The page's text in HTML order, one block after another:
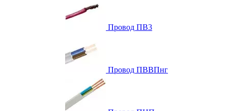
Провод ПВ3
Провод ПВВПнг